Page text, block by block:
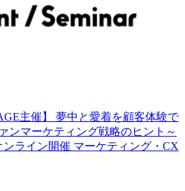
主催】 夢中と愛着を顧客体験で
ンマーケティング戦略のヒント～
ンライン開催 マーケティング・CX